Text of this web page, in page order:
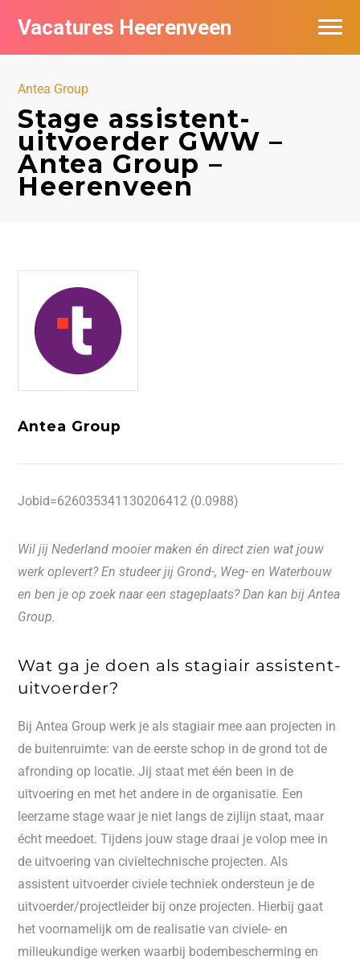
Vacatures Heerenveen
Antea Group
Stage assistent-
uitvoerder GWW –
Antea Group –
Heerenveen
Antea Group
Jobid=626035341130206412 (0.0988)
Wil jij Nederland mooier maken én direct zien wat jouw
werk oplevert? En studeer jij Grond-, Weg- en Waterbouw
en ben je op zoek naar een stageplaats? Dan kan bij Antea
Group.
Wat ga je doen als stagiair assistent-
uitvoerder?
Bij Antea Group werk je als stagiair mee aan projecten in
de buitenruimte: van de eerste schop in de grond tot de
afronding op locatie. Jij staat met één been in de
uitvoering en met het andere in de organisatie. Een
leerzame stage waar je niet langs de zijlijn staat, maar
écht meedoet. Tijdens jouw stage draai je volop mee in
de uitvoering van civieltechnische projecten. Als
assistent uitvoerder civiele techniek ondersteun je de
uitvoerder/projectleider bij onze projecten. Hierbij gaat
het voornamelijk om de realisatie van civiele- en
milieukundige werken waarbij bodembescherming en
Vacatures per bedrijf
De populairste vacatures in Heerenveen
Nieuwsbrief feed